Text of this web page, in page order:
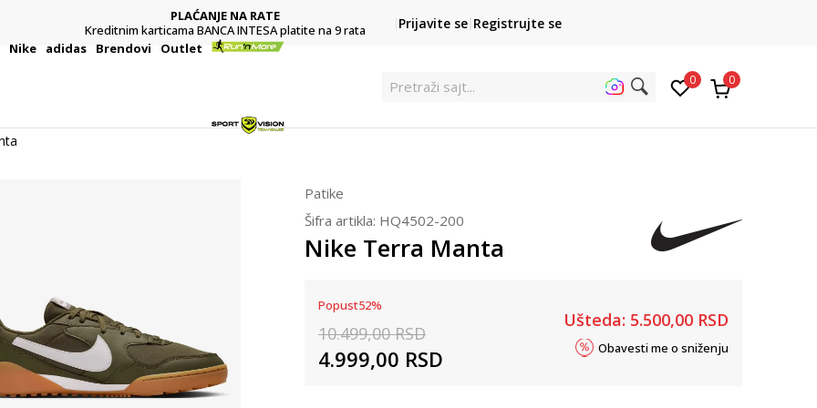
PLAĆANJE NA RATE
Kreditnim karticama BANCA INTESA platite na 9 rata
POZOVITE NAS
011 422 1422
Prijavite se Registrujte se
Nike adidas Brendovi Outlet
Pretraži sajt... 0 0
Patike
Šifra artikla: HQ4502-200
Nike Terra Manta
Popust52%
10.499,00 RSD
4.999,00 RSD
Ušteda: 5.500,00 RSD
Obavesti me o sniženju